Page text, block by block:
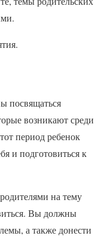
посвящаться
возникают среди
период ребенок
и подготовиться к
на тему
Вы должны
а также донести